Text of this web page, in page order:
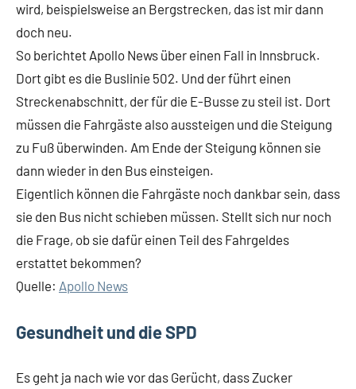
wird, beispielsweise an Bergstrecken, das ist mir dann
doch neu.
So berichtet Apollo News über einen Fall in Innsbruck.
Dort gibt es die Buslinie 502. Und der führt einen
Streckenabschnitt, der für die E-Busse zu steil ist. Dort
müssen die Fahrgäste also aussteigen und die Steigung
zu Fuß überwinden. Am Ende der Steigung können sie
dann wieder in den Bus einsteigen.
Eigentlich können die Fahrgäste noch dankbar sein, dass
sie den Bus nicht schieben müssen. Stellt sich nur noch
die Frage, ob sie dafür einen Teil des Fahrgeldes
erstattet bekommen?
Quelle: Apollo News
Gesundheit und die SPD
Es geht ja nach wie vor das Gerücht, dass Zucker